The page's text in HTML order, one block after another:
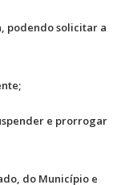
podendo solicitar a
e prorrogar
do Município e